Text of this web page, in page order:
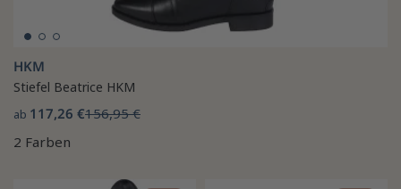
HKM
Stiefel Beatrice HKM
ab 117,26 €156,95 €
2 Farben